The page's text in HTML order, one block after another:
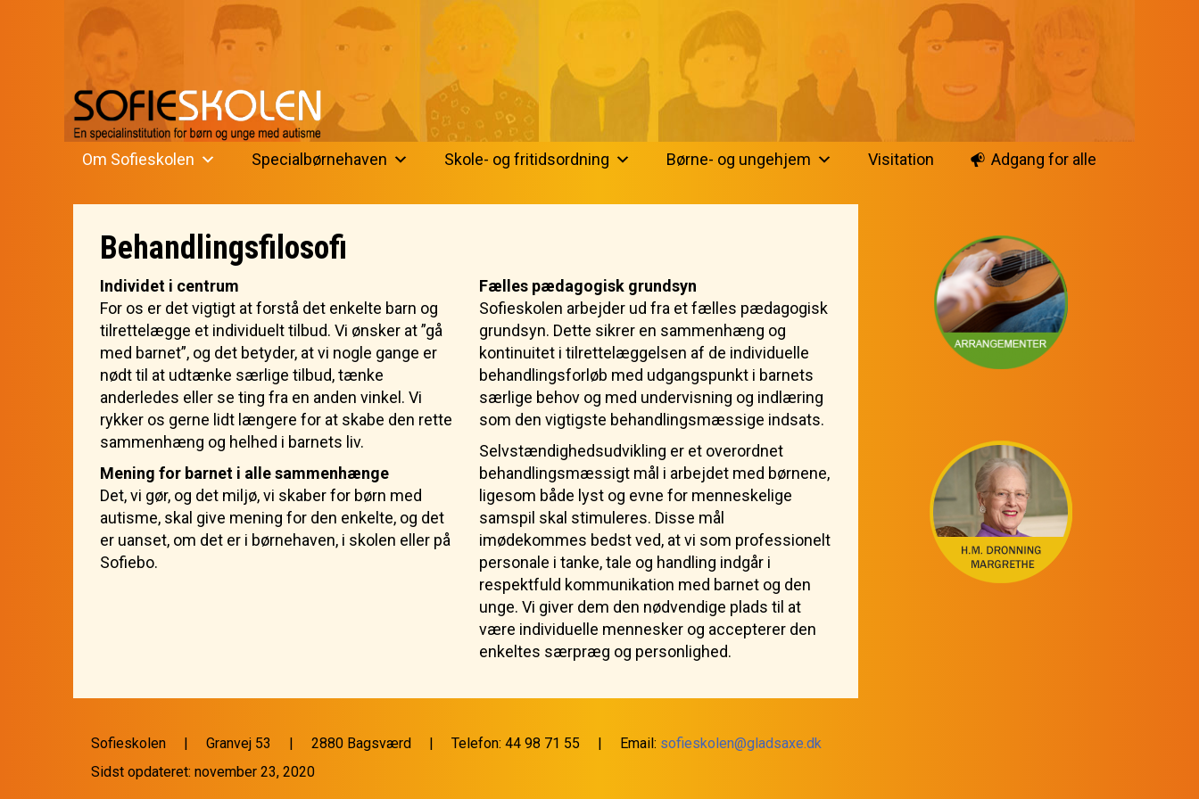
Om Sofieskolen Specialbørnehaven Skole- og fritidsordning Børne- og ungehjem Visitation Adgang for alle
Behandlingsfilosofi
Individet i centrum
For os er det vigtigt at forstå det enkelte barn og
tilrettelægge et individuelt tilbud. Vi ønsker at ”gå
med barnet”, og det betyder, at vi nogle gange er
nødt til at udtænke særlige tilbud, tænke
anderledes eller se ting fra en anden vinkel. Vi
rykker os gerne lidt længere for at skabe den rette
sammenhæng og helhed i barnets liv.
Mening for barnet i alle sammenhænge
Det, vi gør, og det miljø, vi skaber for børn med
autisme, skal give mening for den enkelte, og det
er uanset, om det er i børnehaven, i skolen eller på
Sofiebo.
Fælles pædagogisk grundsyn
Sofieskolen arbejder ud fra et fælles pædagogisk
grundsyn. Dette sikrer en sammenhæng og
kontinuitet i tilrettelæggelsen af de individuelle
behandlingsforløb med udgangspunkt i barnets
særlige behov og med undervisning og indlæring
som den vigtigste behandlingsmæssige indsats.
Selvstændighedsudvikling er et overordnet
behandlingsmæssigt mål i arbejdet med børnene,
ligesom både lyst og evne for menneskelige
samspil skal stimuleres. Disse mål
imødekommes bedst ved, at vi som professionelt
personale i tanke, tale og handling indgår i
respektfuld kommunikation med barnet og den
unge. Vi giver dem den nødvendige plads til at
være individuelle mennesker og accepterer den
enkeltes særpræg og personlighed.
Sofieskolen | Granvej 53 | 2880 Bagsværd | Telefon: 44 98 71 55 | Email: sofieskolen@gladsaxe.dk
Sidst opdateret: november 23, 2020